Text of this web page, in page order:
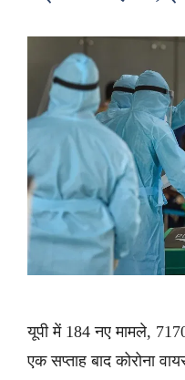
यूपी में 184 नए मामले,
एक सप्ताह बाद कोरोना